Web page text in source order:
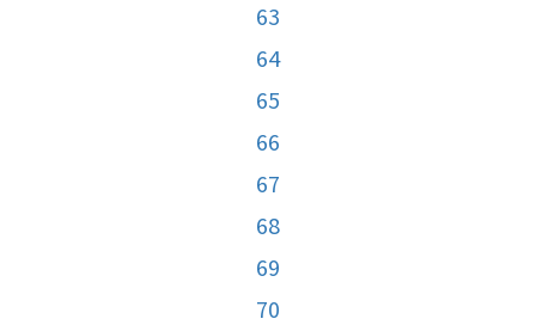
63
64
65
66
67
68
69
70